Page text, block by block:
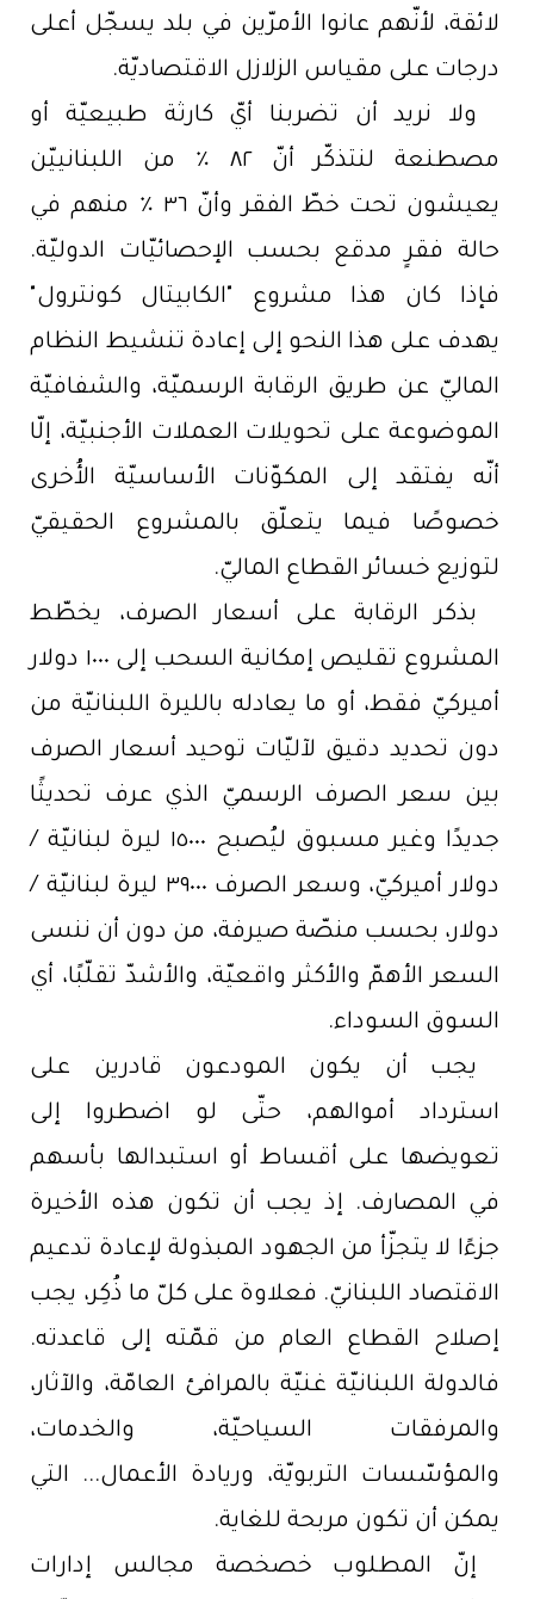
لائقة، لأنّهم عانوا الأمرّين في بلد يسجّل أعلى
درجات على مقياس الزلازل الاقتصاديّة.
ولا نريد أن تضربنا أيّ كارثة طبيعيّة أو
مصطنعة لنتذكّر أنّ ٨٢ ٪ من اللبنانييّن
يعيشون تحت خطّ الفقر وأنّ ٣٦ ٪ منهم في
حالة فقرٍ مدقع بحسب الإحصائيّات الدوليّة.
فإذا كان هذا مشروع "الكابيتال كونترول"
يهدف على هذا النحو إلى إعادة تنشيط النظام
الماليّ عن طريق الرقابة الرسميّة، والشفافيّة
الموضوعة على تحويلات العملات الأجنبيّة، إلّا
أنّه يفتقد إلى المكوّنات الأساسيّة الأُخرى
خصوصًا فيما يتعلّق بالمشروع الحقيقيّ
لتوزيع خسائر القطاع الماليّ.
بذكر الرقابة على أسعار الصرف، يخطّط
المشروع تقليص إمكانية السحب إلى ١٠٠٠ دولار
أميركيّ فقط، أو ما يعادله بالليرة اللبنانيّة من
دون تحديد دقيق لآليّات توحيد أسعار الصرف
بين سعر الصرف الرسميّ الذي عرف تحديثًا
جديدًا وغير مسبوق ليُصبح ١٥٠٠٠ ليرة لبنانيّة /
دولار أميركيّ، وسعر الصرف ٣٩٠٠٠ ليرة لبنانيّة /
دولار، بحسب منصّة صيرفة، من دون أن ننسى
السعر الأهمّ والأكثر واقعيّة، والأشدّ تقلّبًا، أي
السوق السوداء.
يجب أن يكون المودعون قادرين على
استرداد أموالهم، حتّى لو اضطروا إلى
تعويضها على أقساط أو استبدالها بأسهم
في المصارف. إذ يجب أن تكون هذه الأخيرة
جزءًا لا يتجزّأ من الجهود المبذولة لإعادة تدعيم
الاقتصاد اللبنانيّ. فعلاوة على كلّ ما ذُكِر، يجب
إصلاح القطاع العام من قمّته إلى قاعدته.
فالدولة اللبنانيّة غنيّة بالمرافئ العامّة، والآثار،
والمرفقات السياحيّة، والخدمات،
والمؤسّسات التربويّة، وريادة الأعمال... التي
يمكن أن تكون مربحة للغاية.
إنّ المطلوب خصخصة مجالس إدارات